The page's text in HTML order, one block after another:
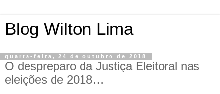
Blog Wilton Lima
quarta-feira, 24 de outubro de 2018
O despreparo da Justiça Eleitoral nas
eleições de 2018…